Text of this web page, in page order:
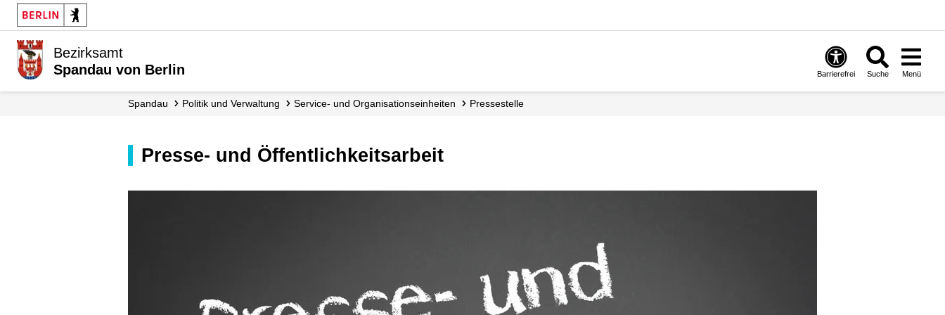
Bezirksamt
Spandau von Berlin
Barrierefrei Suche Menü
Spandau Politik und Verwaltung Service- und Organisations­einheiten Pressestelle
Presse- und Öffentlichkeitsarbeit